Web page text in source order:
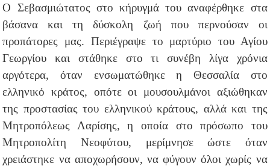
Ο Σεβασμιώτατος στο κήρυγμά του αναφέρθηκε στα
βάσανα και τη δύσκολη ζωή που περνούσαν οι
προπάτορες μας. Περιέγραψε το μαρτύριο του Αγίου
Γεωργίου και στάθηκε στο τι συνέβη λίγα χρόνια
αργότερα, όταν ενσωματώθηκε η Θεσσαλία στο
ελληνικό κράτος, οπότε οι μουσουλμάνοι αξιώθηκαν
της προστασίας του ελληνικού κράτους, αλλά και της
Μητροπόλεως Λαρίσης, η οποία στο πρόσωπο του
Μητροπολίτη Νεοφύτου, μερίμνησε ώστε όταν
χρειάστηκε να αποχωρήσουν, να φύγουν όλοι χωρίς να